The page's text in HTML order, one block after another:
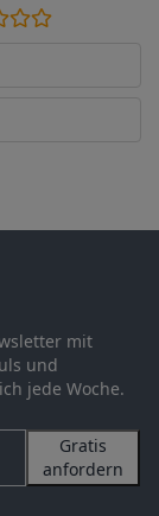
mit
und
jede Woche.
Gratis
anfordern